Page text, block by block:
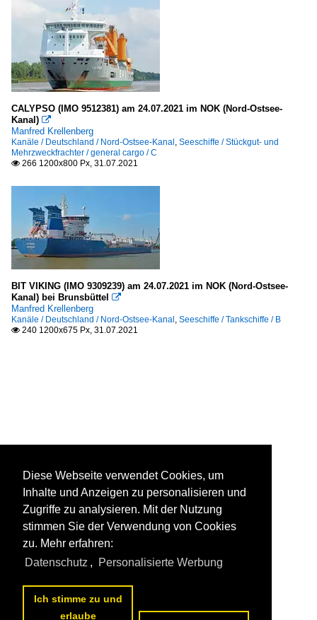
CALYPSO (IMO 9512381) am 24.07.2021 im NOK (Nord-Ostsee-
Kanal) 
Manfred Krellenberg
Kanäle / Deutschland / Nord-Ostsee-Kanal, Seeschiffe / Stückgut- und
Mehrzweckfrachter / general cargo / C
 266 1200x800 Px, 31.07.2021
BIT VIKING (IMO 9309239) am 24.07.2021 im NOK (Nord-Ostsee-
Kanal) bei Brunsbüttel

Manfred Krellenberg
Kanäle / Deutschland / Nord-Ostsee-Kanal, Seeschiffe / Tankschiffe / B
 240 1200x675 Px, 31.07.2021
Diese Webseite verwendet Cookies, um
Inhalte und Anzeigen zu personalisieren und
Zugriffe zu analysieren. Mit der Nutzung
stimmen Sie der Verwendung von Cookies
zu. Mehr erfahren:
Datenschutz , Personalisierte Werbung
Ich stimme zu und
erlaube